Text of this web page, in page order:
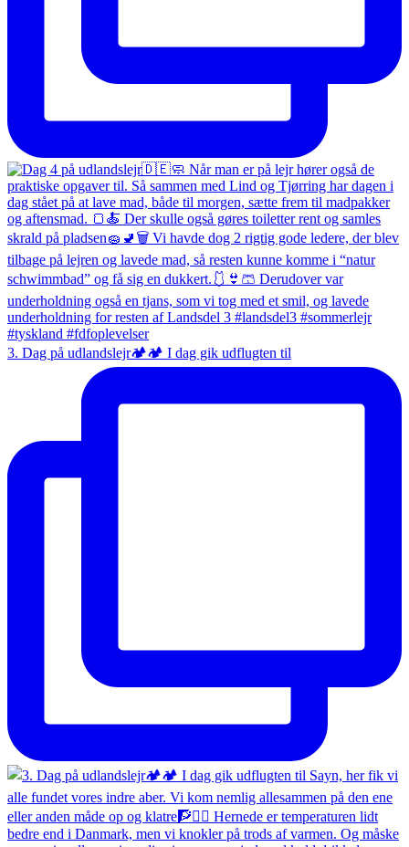
3. Dag på udlandslejr🏕️🏕️ I dag gik udflugten til